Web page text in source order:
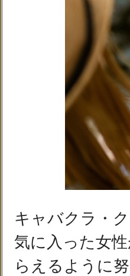
キャバクラ・
気に入った女
らえるように